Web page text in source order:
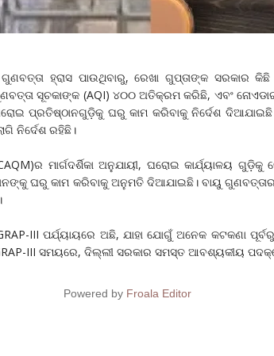
ହ୍ରାସ ପାଉଥିବାରୁ, ରେଖା ଗୁପ୍ତାଙ୍କ ସରକାର
ସୂଚକାଙ୍କ (AQI) ୪୦୦ ଅତିକ୍ରମ କରିଛି, ଏବଂ
ପ୍ରତିଷ୍ଠାନଗୁଡ଼ିକୁ ଘରୁ କାମ କରିବାକୁ ନିର୍ଦେଶ
ନିର୍ଦେଶ ରହିଛି।
ମାର୍ଗଦର୍ଶିକା ଅନୁଯାୟୀ, ଘରୋଇ କାର୍ଯ୍ୟାଳୟ ଗୁଡ଼ିକୁ
ଘରୁ କାମ କରିବାକୁ ଅନୁମତି ଦିଆଯାଇଛି। ବାୟୁ
III ପର୍ଯ୍ୟାୟରେ ଅଛି, ଯାହା ଯୋଗୁଁ ଅନେକ କଟକଣା
III ସମୟରେ, ଦିଲ୍ଲୀ ସରକାର ସମସ୍ତ ଆବଶ୍ୟକୀୟ
Powered by Froala Editor